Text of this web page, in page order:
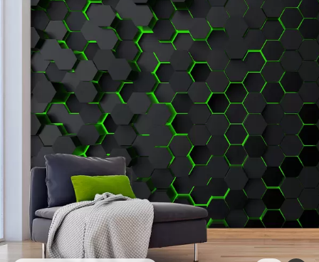
Standard
.33299 .00 /m²
Premium
.67379 .00Kr /m²
Premiumvinyl
725.00 435.00Kr
Peel and Stick
900.00540.00Kr/m²